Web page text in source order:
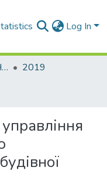
Log In
МАТЕРІАЛИ КОНФЕРЕНЦІЙ
2019